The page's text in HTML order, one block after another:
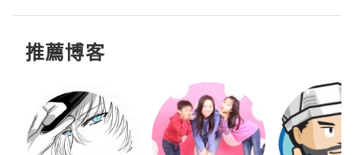
推薦博客